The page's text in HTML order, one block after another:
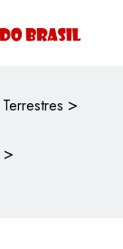
Terrestres >
>